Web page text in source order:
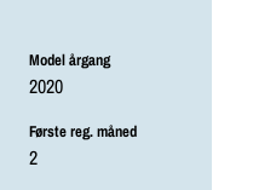
Model årgang
2020
Første reg. måned
2